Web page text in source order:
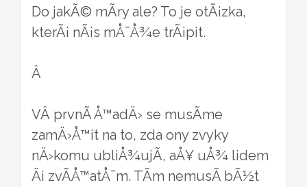
Do jakÃ© mÃ­ry ale? To je otÃ¡zka,
kterÃ¡ nÃ¡s mÅ¯Å¾e trÃ¡pit.
Â
VÂ prvnÃ­ Å™adÄ› se musÃ­me
zamÄ›Å™it na to, zda ony zvyky
nÄ›komu ubliÅ¾ujÃ­, aÅ¥ uÅ¾ lidem
Äi zvÃ­Å™atÅ¯m. TÃ­m nemusÃ­ bÃ½t